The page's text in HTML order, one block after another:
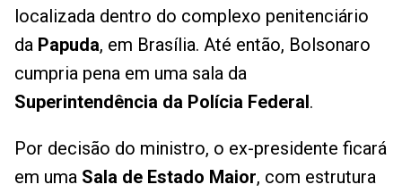
localizada dentro do complexo penitenciário
da Papuda, em Brasília. Até então, Bolsonaro
cumpria pena em uma sala da
Superintendência da Polícia Federal.
Por decisão do ministro, o ex-presidente ficará
em uma Sala de Estado Maior, com estrutura